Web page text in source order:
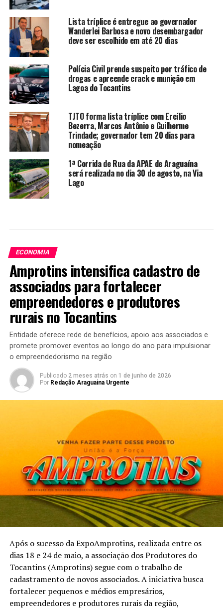
Lista tríplice é entregue ao governador
Wanderlei Barbosa e novo desembargador
deve ser escolhido em até 20 dias
Polícia Civil prende suspeito por tráfico de
drogas e apreende crack e munição em
Lagoa do Tocantins
TJTO forma lista tríplice com Ercílio
Bezerra, Marcos Antônio e Guilherme
Trindade; governador tem 20 dias para
nomeação
1ª Corrida de Rua da APAE de Araguaína
será realizada no dia 30 de agosto, na Via
Lago
ECONOMIA
Amprotins intensifica cadastro de
associados para fortalecer
empreendedores e produtores
rurais no Tocantins
Entidade oferece rede de benefícios, apoio aos associados e
promete promover eventos ao longo do ano para impulsionar
o empreendedorismo na região
Publicado 2 meses atrás on 1 de junho de 2026
Por Redação Araguaina Urgente
Após o sucesso da ExpoAmprotins, realizada entre os
dias 18 e 24 de maio, a associação dos Produtores do
Tocantins (Amprotins) segue com o trabalho de
cadastramento de novos associados. A iniciativa busca
fortalecer pequenos e médios empresários,
empreendedores e produtores rurais da região,